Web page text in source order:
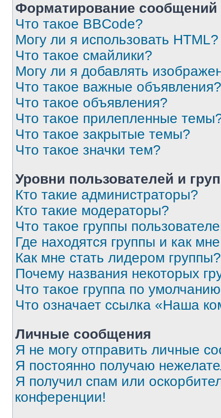
Форматирование
Что такое BBCode?
Могу ли я использовать HTML?
Что такое смайлики?
Могу ли я добавлять
Что такое важные объявления?
Что такое объявления?
Что такое прилепленные
Что такое закрытые темы?
Что такое значки тем?
Уровни пользователей и
Кто такие администраторы?
Кто такие модераторы?
Что такое группы
Где находятся группы и как
Как мне стать лидером группы?
Почему названия некоторых
Что такое группа по
Что означает ссылка «Наша
Личные сообщения
Я не могу отправить личные
Я постоянно получаю
Я получил спам или
конференции!